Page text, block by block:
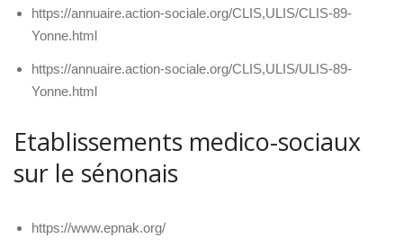
https://annuaire.action-sociale.org/CLIS,ULIS/CLIS-89-
Yonne.html
https://annuaire.action-sociale.org/CLIS,ULIS/ULIS-89-
Yonne.html
Etablissements medico-sociaux
sur le sénonais
https://www.epnak.org/